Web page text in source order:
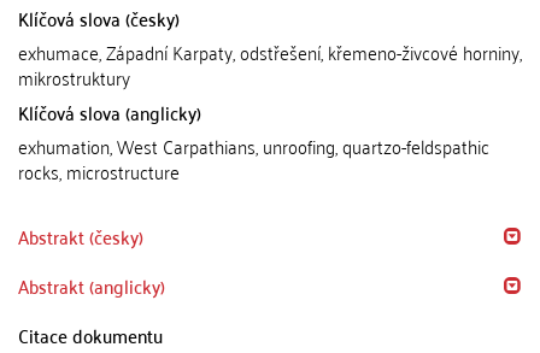
Klíčová slova (česky)
exhumace, Západní Karpaty, odstřešení, křemeno-živcové horniny,
mikrostruktury
Klíčová slova (anglicky)
exhumation, West Carpathians, unroofing, quartzo-feldspathic
rocks, microstructure
Abstrakt (česky)
Abstrakt (anglicky)
Citace dokumentu